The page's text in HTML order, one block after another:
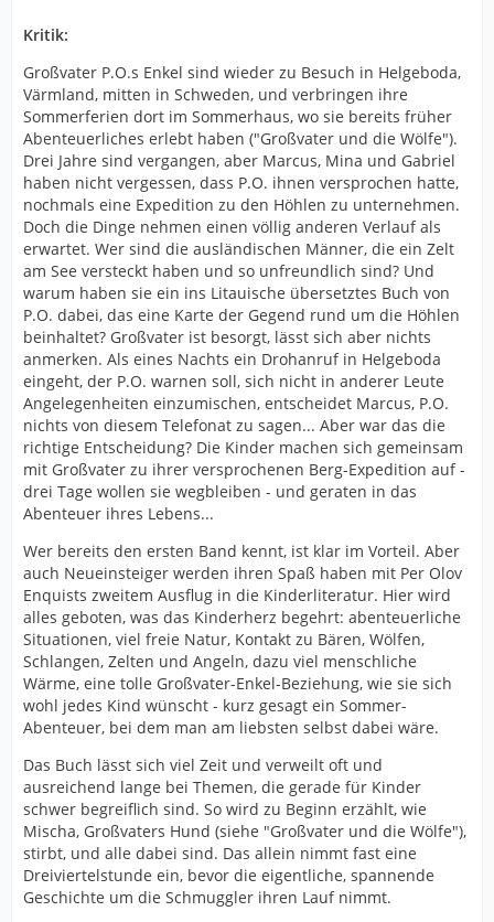
Kritik:
Großvater P.O.s Enkel sind wieder zu Besuch in Helgeboda,
Värmland, mitten in Schweden, und verbringen ihre
Sommerferien dort im Sommerhaus, wo sie bereits früher
Abenteuerliches erlebt haben ("Großvater und die Wölfe").
Drei Jahre sind vergangen, aber Marcus, Mina und Gabriel
haben nicht vergessen, dass P.O. ihnen versprochen hatte,
nochmals eine Expedition zu den Höhlen zu unternehmen.
Doch die Dinge nehmen einen völlig anderen Verlauf als
erwartet. Wer sind die ausländischen Männer, die ein Zelt
am See versteckt haben und so unfreundlich sind? Und
warum haben sie ein ins Litauische übersetztes Buch von
P.O. dabei, das eine Karte der Gegend rund um die Höhlen
beinhaltet? Großvater ist besorgt, lässt sich aber nichts
anmerken. Als eines Nachts ein Drohanruf in Helgeboda
eingeht, der P.O. warnen soll, sich nicht in anderer Leute
Angelegenheiten einzumischen, entscheidet Marcus, P.O.
nichts von diesem Telefonat zu sagen... Aber war das die
richtige Entscheidung? Die Kinder machen sich gemeinsam
mit Großvater zu ihrer versprochenen Berg-Expedition auf -
drei Tage wollen sie wegbleiben - und geraten in das
Abenteuer ihres Lebens...
Wer bereits den ersten Band kennt, ist klar im Vorteil. Aber
auch Neueinsteiger werden ihren Spaß haben mit Per Olov
Enquists zweitem Ausflug in die Kinderliteratur. Hier wird
alles geboten, was das Kinderherz begehrt: abenteuerliche
Situationen, viel freie Natur, Kontakt zu Bären, Wölfen,
Schlangen, Zelten und Angeln, dazu viel menschliche
Wärme, eine tolle Großvater-Enkel-Beziehung, wie sie sich
wohl jedes Kind wünscht - kurz gesagt ein Sommer-
Abenteuer, bei dem man am liebsten selbst dabei wäre.
Das Buch lässt sich viel Zeit und verweilt oft und
ausreichend lange bei Themen, die gerade für Kinder
schwer begreiflich sind. So wird zu Beginn erzählt, wie
Mischa, Großvaters Hund (siehe "Großvater und die Wölfe"),
stirbt, und alle dabei sind. Das allein nimmt fast eine
Dreiviertelstunde ein, bevor die eigentliche, spannende
Geschichte um die Schmuggler ihren Lauf nimmt.